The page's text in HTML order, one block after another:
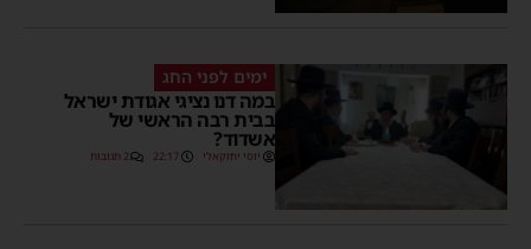
ימים לפני החג
במה דנו נציגי אגודת ישראל
בבית רבה הראשי של
אשדוד?
יוסי יחזקאלי 22:17 2 תגובות